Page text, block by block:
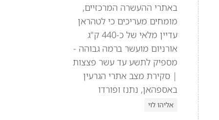
באתרי ההעשרה המרכזיים,
מומחים מעריכים כי לטהראן
עדיין מלאי של כ-440 ק"ג
אורניום מועשר ברמה גבוהה -
מספיק לתשע עד עשר פצצות
| סקירת מצב אתרי הגרעין
באספהאן, נתנז ופורדו
אליהו לוי